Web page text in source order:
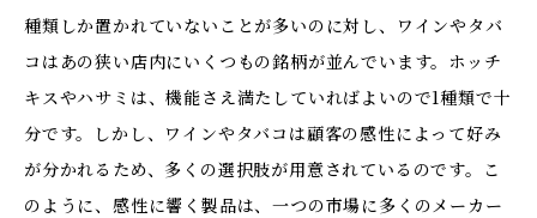
種類しか置かれていないことが多いのに対し、ワインやタバ
コはあの狭い店内にいくつもの銘柄が並んでいます。ホッチ
キスやハサミは、機能さえ満たしていればよいので1種類で十
分です。しかし、ワインやタバコは顧客の感性によって好み
が分かれるため、多くの選択肢が用意されているのです。こ
のように、感性に響く製品は、一つの市場に多くのメーカー